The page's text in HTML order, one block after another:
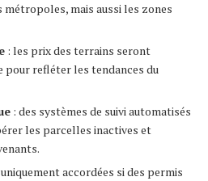
métropoles, mais aussi les zones
: les prix des terrains seront
pour refléter les tendances du
: des systèmes de suivi automatisés
les parcelles inactives et
accordées si des permis